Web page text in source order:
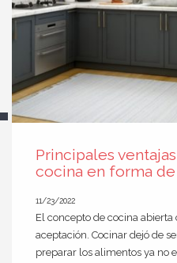
Principales
cocina en forma de
11/23/2022
El concepto de cocina abierta
aceptación. Cocinar dejó de
preparar los alimentos ya no